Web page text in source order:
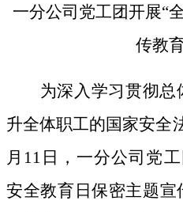
一分公司党工团开展“
传教
为深入学习贯彻
升全体职工的国家安全
月11日，一分公司党
安全教育日保密主题